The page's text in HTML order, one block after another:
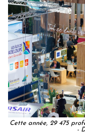
Cette année, 29 475
-